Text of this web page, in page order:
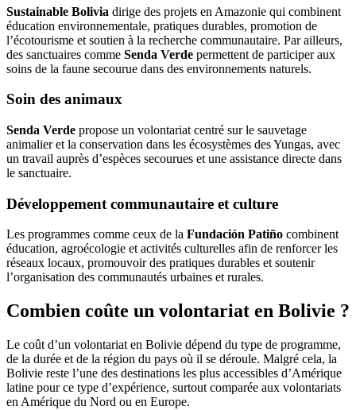
Sustainable Bolivia dirige des projets en Amazonie qui combinent
éducation environnementale, pratiques durables, promotion de
l’écotourisme et soutien à la recherche communautaire. Par ailleurs,
des sanctuaires comme Senda Verde permettent de participer aux
soins de la faune secourue dans des environnements naturels.
Soin des animaux
Senda Verde propose un volontariat centré sur le sauvetage
animalier et la conservation dans les écosystèmes des Yungas, avec
un travail auprès d’espèces secourues et une assistance directe dans
le sanctuaire.
Développement communautaire et culture
Les programmes comme ceux de la Fundación Patiño combinent
éducation, agroécologie et activités culturelles afin de renforcer les
réseaux locaux, promouvoir des pratiques durables et soutenir
l’organisation des communautés urbaines et rurales.
Combien coûte un volontariat en Bolivie ?
Le coût d’un volontariat en Bolivie dépend du type de programme,
de la durée et de la région du pays où il se déroule. Malgré cela, la
Bolivie reste l’une des destinations les plus accessibles d’Amérique
latine pour ce type d’expérience, surtout comparée aux volontariats
en Amérique du Nord ou en Europe.